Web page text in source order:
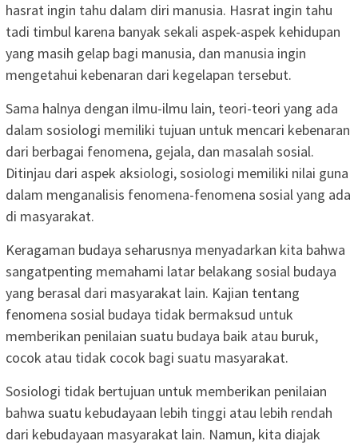
hasrat ingin tahu dalam diri manusia. Hasrat ingin tahu
tadi timbul karena banyak sekali aspek-aspek kehidupan
yang masih gelap bagi manusia, dan manusia ingin
mengetahui kebenaran dari kegelapan tersebut.
Sama halnya dengan ilmu-ilmu lain, teori-teori yang ada
dalam sosiologi memiliki tujuan untuk mencari kebenaran
dari berbagai fenomena, gejala, dan masalah sosial.
Ditinjau dari aspek aksiologi, sosiologi memiliki nilai guna
dalam menganalisis fenomena-fenomena sosial yang ada
di masyarakat.
Keragaman budaya seharusnya menyadarkan kita bahwa
sangatpenting memahami latar belakang sosial budaya
yang berasal dari masyarakat lain. Kajian tentang
fenomena sosial budaya tidak bermaksud untuk
memberikan penilaian suatu budaya baik atau buruk,
cocok atau tidak cocok bagi suatu masyarakat.
Sosiologi tidak bertujuan untuk memberikan penilaian
bahwa suatu kebudayaan lebih tinggi atau lebih rendah
dari kebudayaan masyarakat lain. Namun, kita diajak